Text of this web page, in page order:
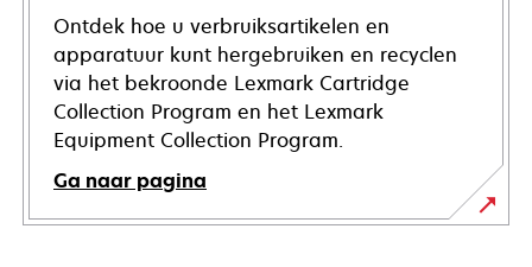
Ontdek hoe u verbruiksartikelen en
apparatuur kunt hergebruiken en recyclen
via het bekroonde Lexmark Cartridge
Collection Program en het Lexmark
Equipment Collection Program.
Ga naar pagina